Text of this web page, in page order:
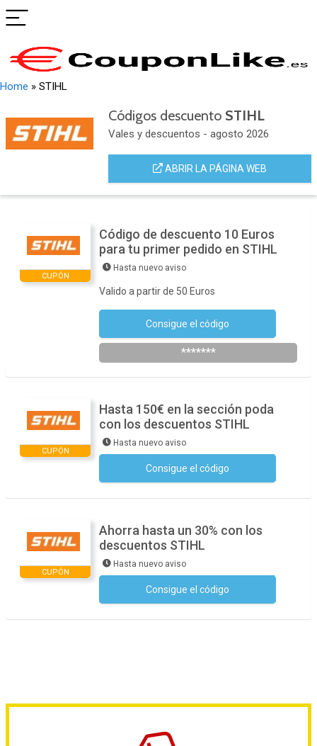
Home » STIHL
Códigos descuento STIHL
Vales y descuentos - agosto 2026
ABRIR LA PÁGINA WEB
CUPÓN
Código de descuento 10 Euros
para tu primer pedido en STIHL
Hasta nuevo aviso
Valido a partir de 50 Euros
Consigue el código
*******
CUPÓN
Hasta 150€ en la sección poda
con los descuentos STIHL
Hasta nuevo aviso
Consigue el código
CUPÓN
Ahorra hasta un 30% con los
descuentos STIHL
Hasta nuevo aviso
Consigue el código